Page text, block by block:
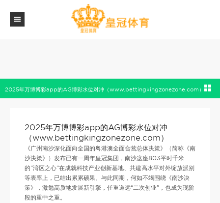
2025年万博博彩app的AG博彩水位对冲（www.bettingkingzonezone.com）
2025年万博博彩app的AG博彩水位对冲
（www.bettingkingzonezone.com）
《广州南沙深化面向全国的粤港澳全面合营总体决策》（简称《南
沙决策》）发布已有一周年皇冠集团，南沙这座803平时千米
的“湾区之心”在成就科技产业创新基地、共建高水平对外绽放派别
等表率上，已结出累累硕果。与此同期，何如不竭围绕《南沙决
策》，激勉高质地发展新引擎，任重道远“二次创业”，也成为现阶
段的重中之重。